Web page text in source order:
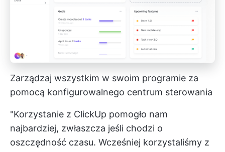
Zarządzaj wszystkim w swoim programie za
pomocą konfigurowalnego centrum sterowania
"Korzystanie z ClickUp pomogło nam
najbardziej, zwłaszcza jeśli chodzi o
oszczędność czasu. Wcześniej korzystaliśmy z